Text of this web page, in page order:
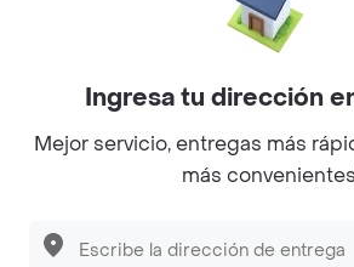
Descubre las PROMOCIONES
Facebook
Twitter
©2026Rappi Inc. All rights
Ingresa tu dirección
Mejor servicio, entregas más
más